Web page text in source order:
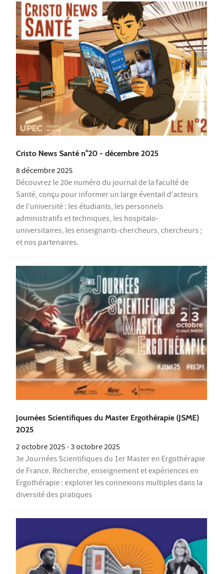
Cristo News Santé n°20 - décembre 2025
8 décembre 2025
Découvrez le 20e numéro du journal de la faculté de
Santé, conçu pour informer un large éventail d'acteurs
de l'université : les étudiants, les personnels
administratifs et techniques, les hospitalo-
universitaires, les enseignants-chercheurs, chercheurs ;
et nos partenaires.
Journées Scientifiques du Master Ergothérapie (JSME)
2025
2 octobre 2025-3 octobre 2025
3e Journées Scientifiques du 1er Master en Ergothérapie
de France. Recherche, enseignement et expériences en
Ergothérapie : explorer les connexions multiples dans la
diversité des pratiques